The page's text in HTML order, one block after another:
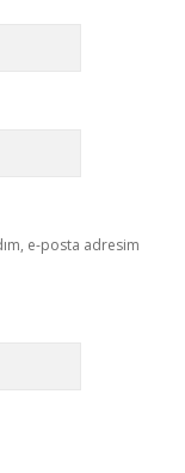
e-posta adresim